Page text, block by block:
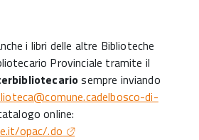
i libri delle altre Biblioteche
Provinciale tramite il
sempre inviando
di-
online:
opac/.do